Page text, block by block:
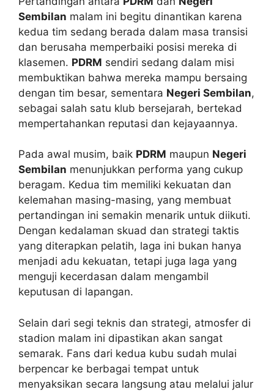
Sembilan malam ini begitu dinantikan karena
kedua tim sedang berada dalam masa transisi
dan berusaha memperbaiki posisi mereka di
klasemen. PDRM sendiri sedang dalam misi
membuktikan bahwa mereka mampu bersaing
dengan tim besar, sementara Negeri Sembilan,
sebagai salah satu klub bersejarah, bertekad
mempertahankan reputasi dan kejayaannya.
Pada awal musim, baik PDRM maupun Negeri
Sembilan menunjukkan performa yang cukup
beragam. Kedua tim memiliki kekuatan dan
kelemahan masing-masing, yang membuat
pertandingan ini semakin menarik untuk diikuti.
Dengan kedalaman skuad dan strategi taktis
yang diterapkan pelatih, laga ini bukan hanya
menjadi adu kekuatan, tetapi juga laga yang
menguji kecerdasan dalam mengambil
keputusan di lapangan.
Selain dari segi teknis dan strategi, atmosfer di
stadion malam ini dipastikan akan sangat
semarak. Fans dari kedua kubu sudah mulai
berpencar ke berbagai tempat untuk
menyaksikan secara langsung atau melalui jalur